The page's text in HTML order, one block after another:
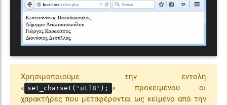
Χρησιμοποιούμε την εντολή
« set_charset('utf8');
» προκειμένου οι
χαρακτήρες που μεταφέρονται ως κείμενο από την